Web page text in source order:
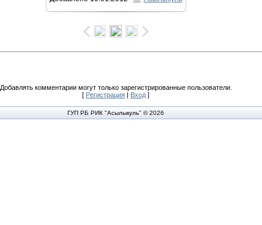
1600x1066/ 250.0Kb
Добавлять комментарии могут только зарегистрированные пользователи.
[ Регистрация | Вход ]
ГУП РБ РИК "Асылыкуль" © 2026